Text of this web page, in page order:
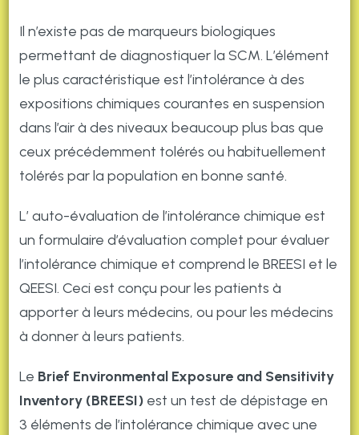
Il n’existe pas de marqueurs biologiques
permettant de diagnostiquer la SCM. L’élément
le plus caractéristique est l’intolérance à des
expositions chimiques courantes en suspension
dans l’air à des niveaux beaucoup plus bas que
ceux précédemment tolérés ou habituellement
tolérés par la population en bonne santé.
L’ auto-évaluation de l’intolérance chimique est
un formulaire d’évaluation complet pour évaluer
l’intolérance chimique et comprend le BREESI et le
QEESI. Ceci est conçu pour les patients à
apporter à leurs médecins, ou pour les médecins
à donner à leurs patients.
Le Brief Environmental Exposure and Sensitivity
Inventory (BREESI)est un test de dépistage en
3 éléments de l’intolérance chimique avec une